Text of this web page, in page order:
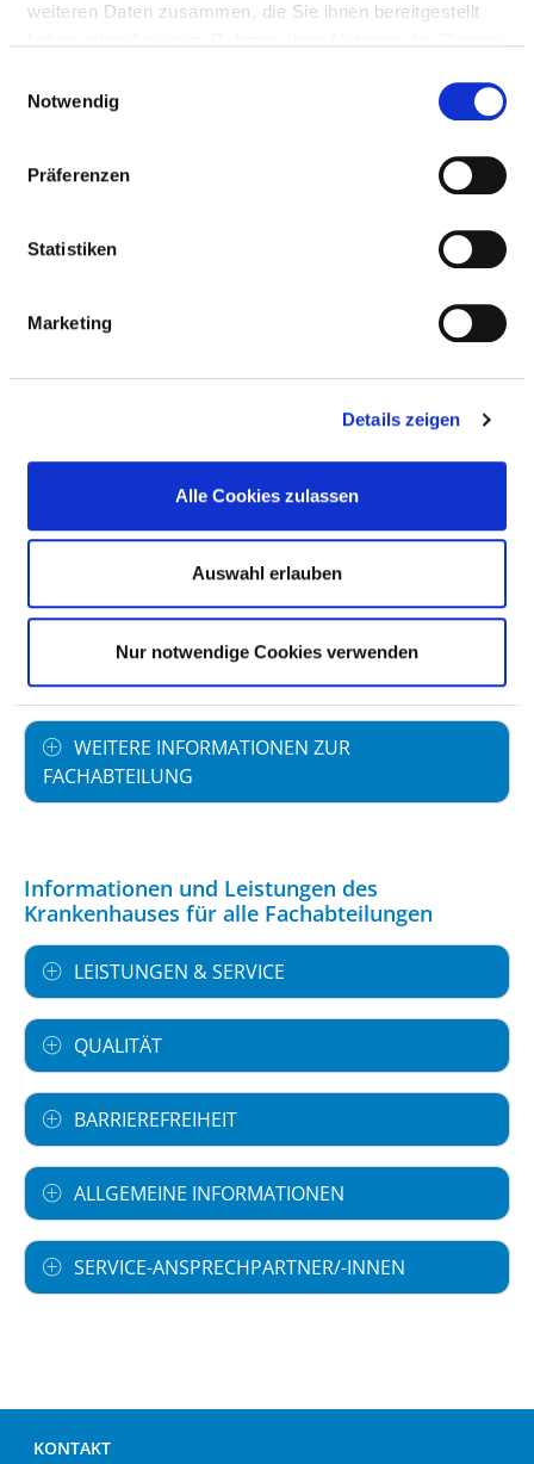
weiteren Daten zusammen, die Sie ihnen bereitgestellt
Notwendig
Präferenzen
Statistiken
Marketing
Details zeigen
Alle Cookies zulassen
Auswahl erlauben
Nur notwendige Cookies verwenden
https://www.sana.de/niederlausitz
Ärztliche Leitung
Informationen und Leistungen der
FALLZAHLEN
PERSONELLE AUSSTATTUNG
FACHEXPERTISE UND WEITERBILDUNG
MEDIZINISCHES LEISTUNGSANGEBOT MIT
WEITERE INFORMATIONEN ZUR
FACHABTEILUNG
Informationen und Leistungen des
Krankenhauses für alle Fachabteilungen
LEISTUNGEN & SERVICE
QUALITÄT
BARRIEREFREIHEIT
ALLGEMEINE INFORMATIONEN
SERVICE-ANSPRECHPARTNER/-INNEN
KONTAKT